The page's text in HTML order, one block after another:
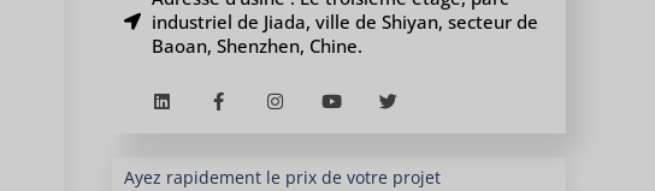
industriel de Jiada, ville de Shiyan, secteur de
Baoan, Shenzhen, Chine.
Ayez rapidement le prix de votre projet